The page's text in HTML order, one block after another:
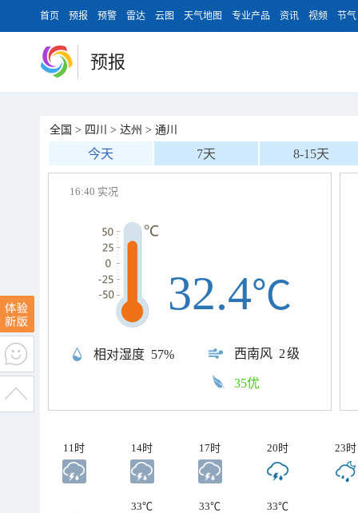
首页 预报 预警 雷达 云图 天气地图 专业产品 资讯 视频 节气
预报
全国 > 四川 > 达州 > 通川
今天 7天 8-15天
16:40 实况
相对湿度 57% 西南风 2级
32.4℃
35优
11时 14时 17时 20时 23时
33℃ 33℃ 33℃